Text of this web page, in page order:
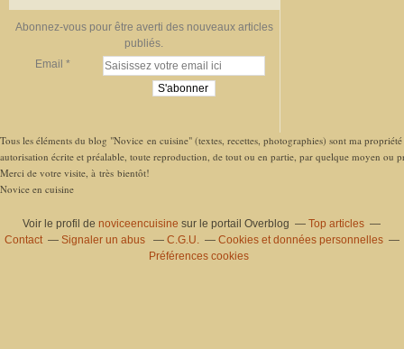
Abonnez-vous pour être averti des nouveaux articles
publiés.
Email
Tous les éléments du blog "Novice en cuisine" (textes, recettes, photographies) sont ma
autorisation écrite et préalable, toute reproduction, de tout ou en partie, par quelque moyen ou
Merci de votre visite, à très bientôt!
Novice en cuisine
Voir le profil denoviceencuisine sur le portail Overblog
Top articles
Contact
Signaler un abus C.G.U.
Cookies et données personnelles
Préférences cookies